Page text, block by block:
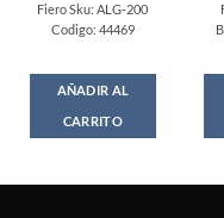
Fiero Sku: ALG-200
Codigo: 44469
AÑADIR AL
CARRITO